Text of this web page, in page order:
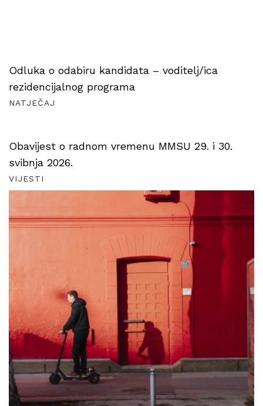
Odluka o odabiru kandidata – voditelj/ica
rezidencijalnog programa
NATJEČAJ
Obavijest o radnom vremenu MMSU 29. i 30.
svibnja 2026.
VIJESTI